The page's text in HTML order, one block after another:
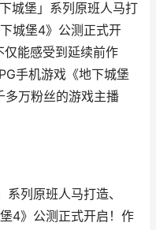
城堡」系列原班人马打
城堡4》公测正式开
仅能感受到延续前作
手机游戏《地下城堡
多万粉丝的游戏主播
列原班人马打造、
4》公测正式开启！作